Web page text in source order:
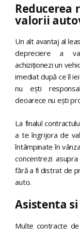
Reducerea
valorii
Un alt avantaj al
depreciere a
achiziționezi un
imediat după ce îl
nu ești
deoarece nu ești
La finalul
a te îngrijora de
întâmpinate în
concentrezi
fără a fi distrat de
auto.
Asistenta
Multe contracte